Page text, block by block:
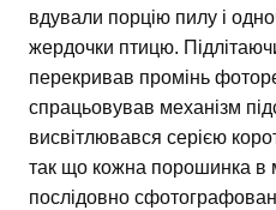
вдували порцію пилу і
жердочки птицю.
перекривав промінь
спрацьовував механізм
висвітлювався серією
так що кожна порошинка в
послідовно